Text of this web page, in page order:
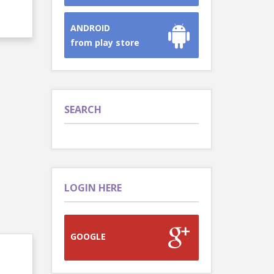
ANDROID
from play store
SEARCH
LOGIN HERE
GOOGLE